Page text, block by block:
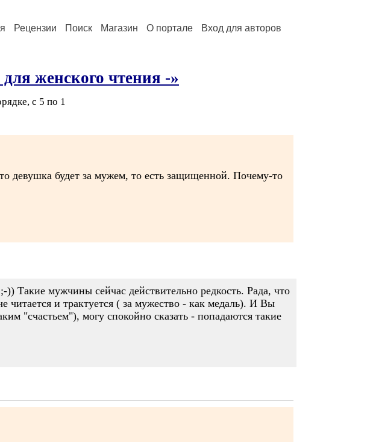
Рецензии Поиск Магазин О портале Вход для авторов
женского чтения -»
с 5 по 1
девушка будет за мужем, то есть защищенной. Почему-то
Такие мужчины сейчас действительно редкость. Рада, что
читается и трактуется ( за мужество - как медаль). И Вы
"счастьем"), могу спокойно сказать - попадаются такие